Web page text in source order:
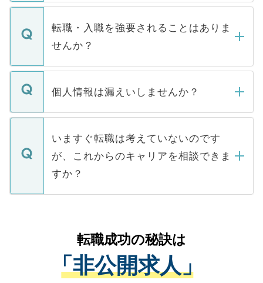
ます。通常、5営業日以内にはご連絡をせて
いただきますので、しばらくお待ちくださ
マイナビDOCTORで取り扱っている求人の
うち約3割は、Webサイトからご覧いただ
けない「非公開求人」です。非公開求人は
下記の理由によって、一般には公開してい
ません。
■応募殺到を避けるため 人気のある医療機
関を公にしてしまうと、応募が殺到する場
に、医療機関が求める条件に合った人材の
みを人材紹介会社に依頼するケースが増え
ています。
転職・入職を強要されることはありま
せんか？
転職・入職を強要することは一切ありませ
ん。また、仮に応募先から内定をいただい
定を承諾する必要はありません。内定先へ
の辞退の連絡はキャリアパートナーが行い
個人情報は漏えいしませんか？
個人情報が漏えいすることはありませんの
で、ご安心ください。当サイトからの登録
などで収集したご登録者様の個人情報は、
ご本人のキャリアアップおよび転職活動の
支援を目的に使用いたします。お預かりし
ているすべての個人データはご本人の許可
は、個人情報の取り扱いについての厳密な
管理基準を満たした事業者のみに付与され
る、プライバシーマークを取得済みです。
いますぐ転職は考えていないのです
が、これからのキャリアを相談できま
すか？
かがいして、現在の医療機関の状況や紹介
経験をまじえながら、適切なアドバイスを
させていただきます。すぐにご転職をされ
ない方には、長期的なサポートが可能です
転職成功の秘訣は
「非公開求人」